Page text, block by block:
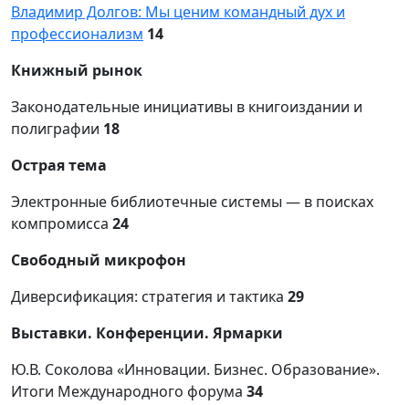
Владимир Долгов: Мы ценим командный дух и
профессионализм 14
Книжный рынок
Законодательные инициативы в книгоиздании и
полиграфии 18
Острая тема
Электронные библиотечные системы — в поисках
компромисса 24
Свободный микрофон
Диверсификация: стратегия и тактика 29
Выставки. Конференции. Ярмарки
Ю.В. Соколова «Инновации. Бизнес. Образование».
Итоги Международного форума 34